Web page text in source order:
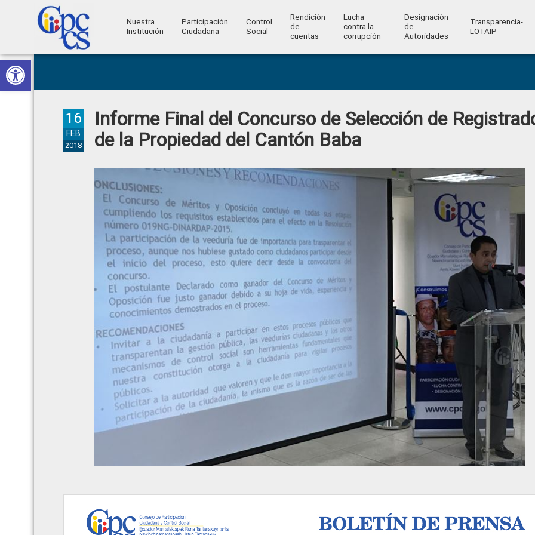
Abrir barra de herramientas
Skip
to
primary
Skip
to
main
Skip
to
primary
Skip
to
footer
Ciudadana
Control
Ciudadano
Nuestra
Institución
Participación
Ciudadana
Control
Social
Rendición
de
cuentas
Lucha
contra la
corrupción
Designación
de
Autoridades
Transparencia-
LOTAIP
Informe Final del Concurso de Selección de
de la Propiedad del Cantón Baba
16
FEB
2018